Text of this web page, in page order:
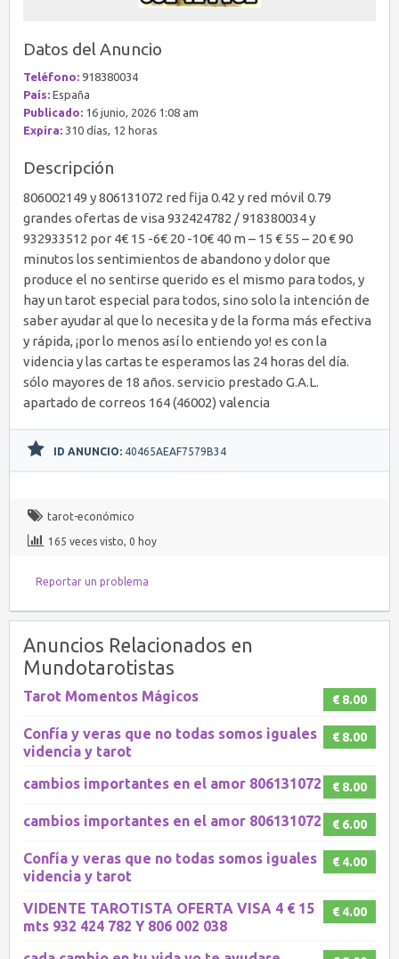
Datos del Anuncio
Teléfono: 918380034
País: España
Publicado: 16 junio, 2026 1:08 am
Expira: 310 días, 12 horas
Descripción
806002149 y 806131072 red fija 0.42 y red móvil 0.79
grandes ofertas de visa 932424782 / 918380034 y
932933512 por 4€ 15 -6€ 20 -10€ 40 m – 15 € 55 – 20 € 90
minutos los sentimientos de abandono y dolor que
produce el no sentirse querido es el mismo para todos, y
hay un tarot especial para todos, sino solo la intención de
saber ayudar al que lo necesita y de la forma más efectiva
y rápida, ¡por lo menos así lo entiendo yo! es con la
videncia y las cartas te esperamos las 24 horas del día.
sólo mayores de 18 años. servicio prestado G.A.L.
apartado de correos 164 (46002) valencia
ID ANUNCIO: 40465AEAF7579B34
tarot-económico
165 veces visto, 0 hoy
Reportar un problema
Anuncios Relacionados en
Mundotarotistas
€ 8.00
Tarot Momentos Mágicos
€ 8.00
Confía y veras que no todas somos iguales
videncia y tarot
€ 8.00
cambios importantes en el amor 806131072
€ 6.00
cambios importantes en el amor 806131072
€ 4.00
Confía y veras que no todas somos iguales
videncia y tarot
€ 4.00
VIDENTE TAROTISTA OFERTA VISA 4 € 15
mts 932 424 782 Y 806 002 038